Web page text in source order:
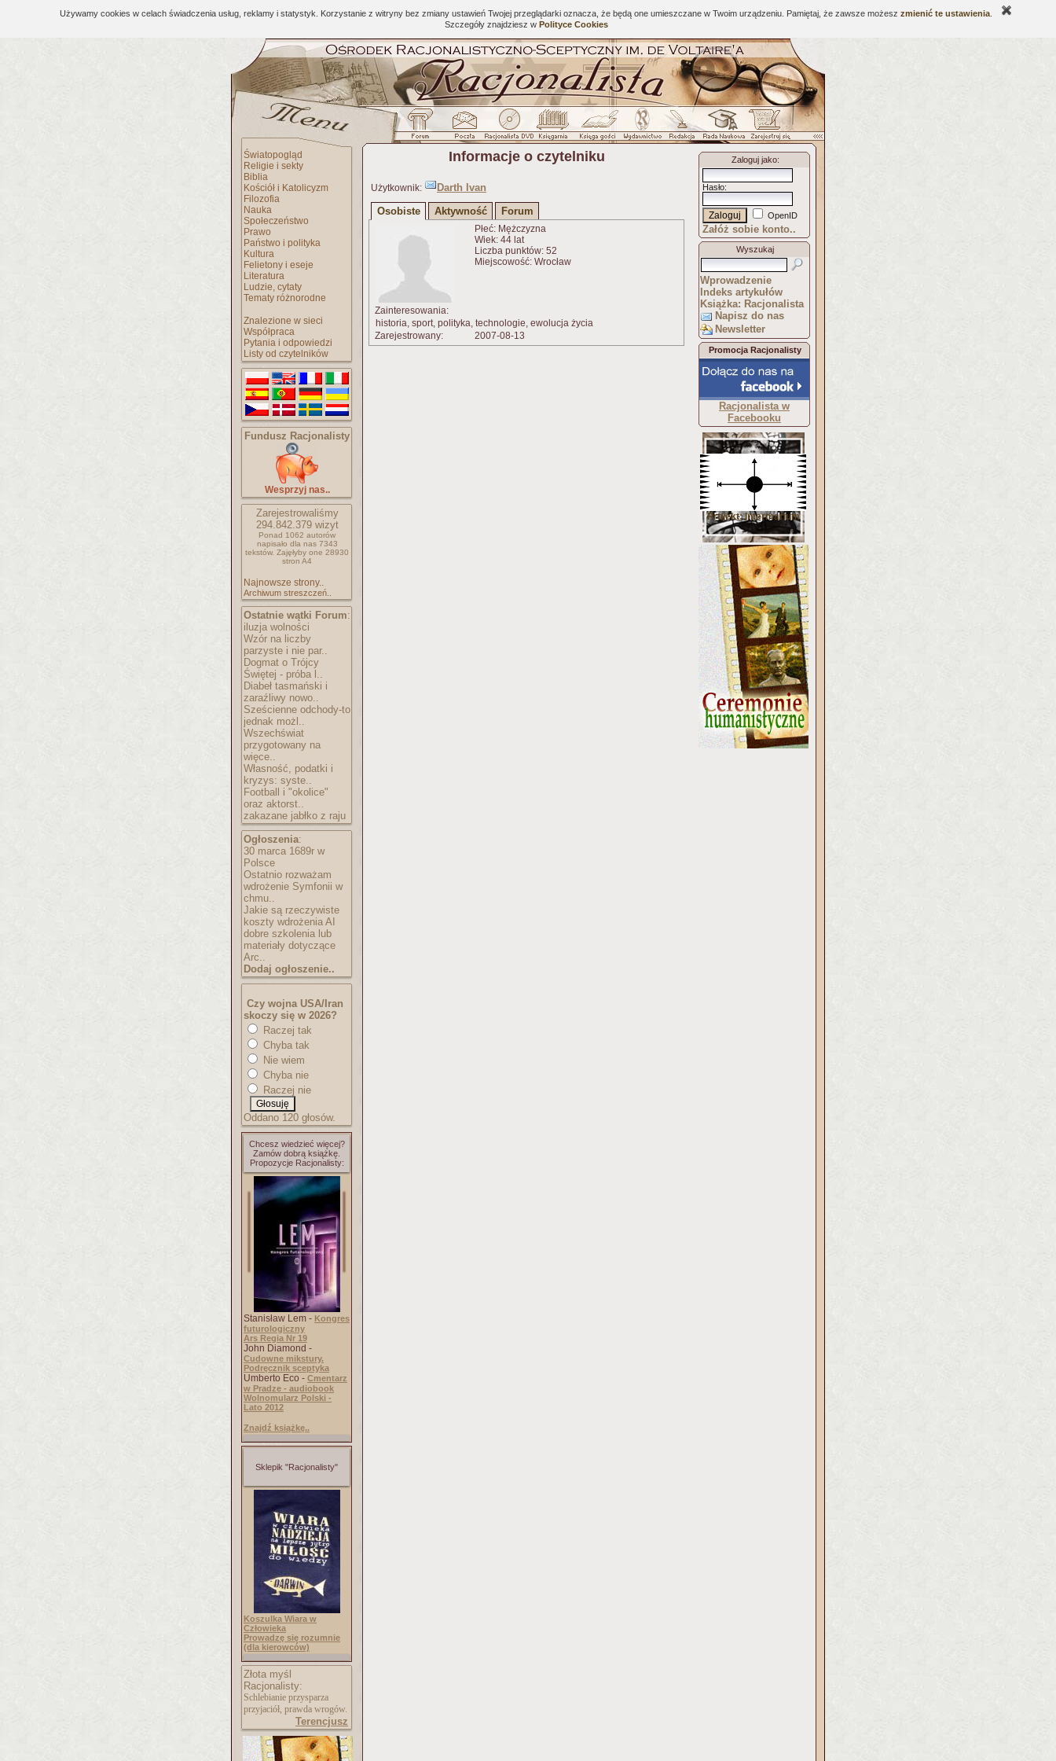
Używamy cookies w celach świadczenia usług, reklamy i statystyk. Korzystanie z witryny bez zmiany ustawień Twojej przeglądarki oznacza, że będą one umieszczane w Twoim urządzeniu. Pamiętaj, że zawsze możesz zmienić te ustawienia
Szczegóły znajdziesz w Polityce Cookies
Światopogląd
Religie i sekty
Biblia
Kościół i Katolicyzm
Filozofia
Nauka
Społeczeństwo
Prawo
Państwo i polityka
Kultura
Felietony i eseje
Literatura
Ludzie, cytaty
Tematy różnorodne
Znalezione w sieci
Współpraca
Pytania i odpowiedzi
Listy od czytelników
Fundusz Racjonalisty
Wesprzyj nas..
Zarejestrowaliśmy
294.842.379wizyt
Ponad 1062 autorów
napisało dla nas 7343
tekstów. Zajęłyby one 28930
stron A4
Najnowsze strony..
Archiwum streszczeń..
Ostatnie wątki Forum:
iluzja wolności
Wzór na liczby
parzyste i nie par..
Dogmat o Trójcy
Świętej - próba l..
Diabeł tasmański i
zaraźliwy nowo..
Sześcienne odchody-to
jednak możl..
Wszechświat
przygotowany na
więce..
Własność, podatki i
kryzys: syste..
Football i "okolice"
oraz aktorst..
zakazane jabłko z raju
Ogłoszenia:
30 marca 1689r w
Polsce
Ostatnio rozważam
wdrożenie Symfonii w
chmu..
Jakie są rzeczywiste
koszty wdrożenia AI
dobre szkolenia lub
materiały dotyczące
Arc..
Dodaj ogłoszenie..
Czy wojna USA/Iran
skoczy się w 2026?
Raczej tak
Chyba tak
Nie wiem
Chyba nie
Raczej nie
Oddano 120 głosów.
Chcesz wiedzieć więcej?
Zamów dobrą książkę.
Propozycje Racjonalisty:
Stanisław Lem - Kongres
futurologiczny
Ars Regia Nr 19
John Diamond -
Cudowne mikstury.
Podręcznik sceptyka
Umberto Eco - Cmentarz
w Pradze - audiobook
Wolnomularz Polski -
Lato 2012
Znajdź książkę..
Sklepik "Racjonalisty"
Koszulka Wiara w
Człowieka
Prowadzę się rozumnie
(dla kierowców)
Złota myśl
Racjonalisty:
Schlebianie przysparza
przyjaciół, prawda wrogów.
Terencjusz
Informacje o czytelniku
Użytkownik:
Darth Ivan
Osobiste
Aktywność Forum
Płeć: Mężczyzna
Wiek: 44 lat
Liczba punktów: 52
Miejscowość: Wrocław
Zainteresowania:
historia, sport, polityka, technologie, ewolucja życia
Zarejestrowany:
2007-08-13
Zaloguj jako:
Hasło:
OpenID
Załóż sobie konto..
Wyszukaj
Wprowadzenie
Indeks artykułów
Książka: Racjonalista
Napisz do nas
Newsletter
Promocja Racjonalisty
Racjonalista w
Facebooku